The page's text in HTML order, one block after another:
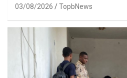
03/08/2026 TopbNews